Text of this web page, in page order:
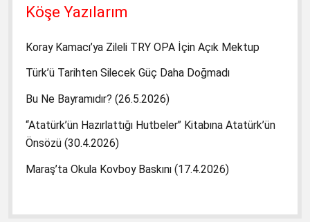
Köşe Yazılarım
Koray Kamacı’ya Zileli TRY OPA İçin Açık Mektup
Türk’ü Tarihten Silecek Güç Daha Doğmadı
Bu Ne Bayramıdır? (26.5.2026)
“Atatürk’ün Hazırlattığı Hutbeler” Kitabına Atatürk’ün
Önsözü (30.4.2026)
Maraş’ta Okula Kovboy Baskını (17.4.2026)